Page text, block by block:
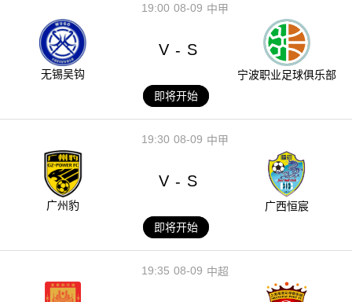
08-09
19:00 中甲
无锡吴钩
V - S
宁波职业足球俱乐部
即将开始
08-09
19:30 中甲
广州豹
V - S
广西恒宸
即将开始
08-09
19:35 中超